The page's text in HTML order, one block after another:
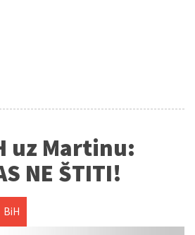
uz Martinu:
NE ŠTITI!
BiH